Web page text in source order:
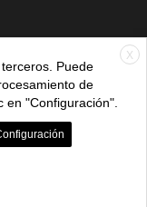
Política de cookies
X
Puede
de
"Configuración".